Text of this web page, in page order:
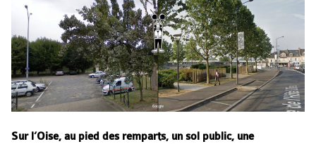
Sur l’Oise, au pied des remparts, un sol public, une